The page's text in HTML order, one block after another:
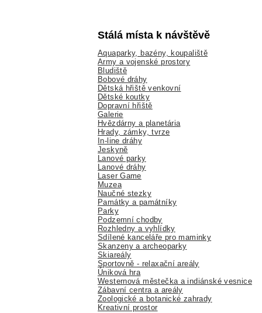
Stálá místa k návštěvě
Aquaparky, bazény, koupaliště
Army a vojenské prostory
Bludiště
Bobové dráhy
Dětská hřiště venkovní
Dětské koutky
Dopravní hřiště
Galerie
Hvězdárny a planetária
Hrady, zámky, tvrze
In-line dráhy
Jeskyně
Lanové parky
Lanové dráhy
Laser Game
Muzea
Naučné stezky
Památky a památníky
Parky
Podzemní chodby
Rozhledny a vyhlídky
Sdílené kanceláře pro maminky
Skanzeny a archeoparky
Skiareály
Sportovně - relaxační areály
Úniková hra
Westernová městečka a indiánské vesnice
Zábavní centra a areály
Zoologické a botanické zahrady
Kreativní prostor